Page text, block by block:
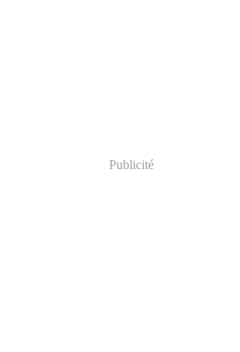
Publicité